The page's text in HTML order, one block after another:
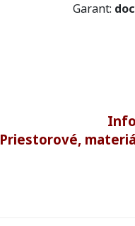
Garant:
Priestorové,